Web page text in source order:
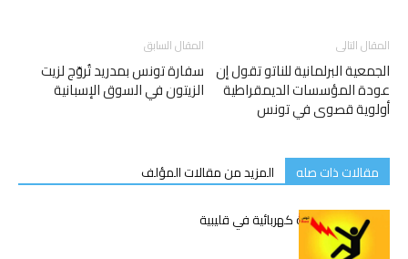
المقال السابق
سفارة تونس بمدريد تُروّج لزيت
الزيتون في السوق الإسبانية
المقال التالى
الجمعية البرلمانية للناتو تقول إن
عودة المؤسسات الديمقراطية
أولوية قصوى في تونس
مقالات ذات صله
المزيد من مقالات المؤلف
وفاة شاب بصعقة كهربائية في قليبية